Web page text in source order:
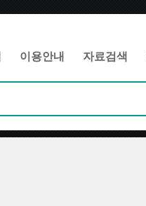
이용안내 자료검색